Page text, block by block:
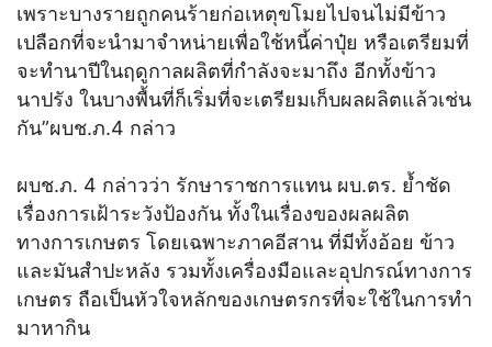
เพราะบางรายถูกคนร้ายก่อเหตุขโมยไปจนไม่มีข้าว
เปลือกที่จะนำมาจำหน่ายเพื่อใช้หนี้ค่าปุ๋ย หรือเตรียมที่
จะทำนาปีในฤดูกาลผลิตที่กำลังจะมาถึง อีกทั้งข้าว
นาปรัง ในบางพื้นที่ก็เริ่มที่จะเตรียมเก็บผลผลิตแล้วเช่น
กัน”ผบช.ภ.4 กล่าว
ผบช.ภ. 4 กล่าวว่า รักษาราชการแทน ผบ.ตร. ย้ำชัด
เรื่องการเฝ้าระวังป้องกัน ทั้งในเรื่องของผลผลิต
ทางการเกษตร โดยเฉพาะภาคอีสาน ที่มีทั้งอ้อย ข้าว
และมันสำปะหลัง รวมทั้งเครื่องมือและอุปกรณ์ทางการ
เกษตร ถือเป็นหัวใจหลักของเกษตรกรที่จะใช้ในการทำ
มาหากิน